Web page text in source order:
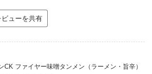
ビューを共有
CK ファイヤー味噌タンメン（ラーメン・旨辛）